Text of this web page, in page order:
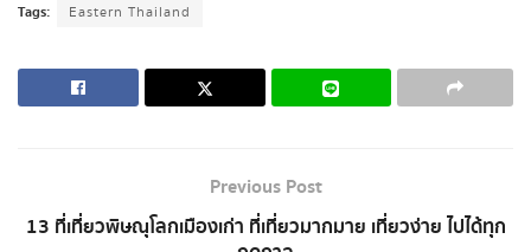
Tags: Eastern Thailand
Previous Post
13 ที่เที่ยวพิษณุโลกเมืองเก่า ที่เที่ยวมากมาย เที่ยวง่าย ไปได้ทุก